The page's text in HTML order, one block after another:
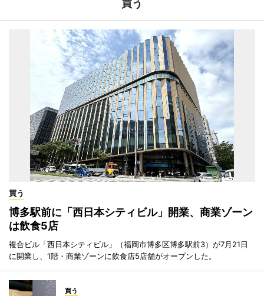
買う
買う
博多駅前に「西日本シティビル」開業、商業ゾーン
は飲食5店
複合ビル「西日本シティビル」（福岡市博多区博多駅前3）が7月21日
に開業し、1階・商業ゾーンに飲食店5店舗がオープンした。
買う